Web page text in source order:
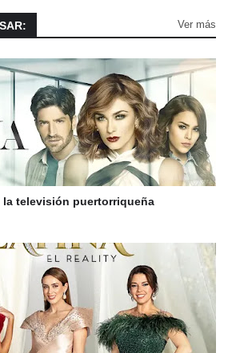
Ver más
la televisión puertorriqueña